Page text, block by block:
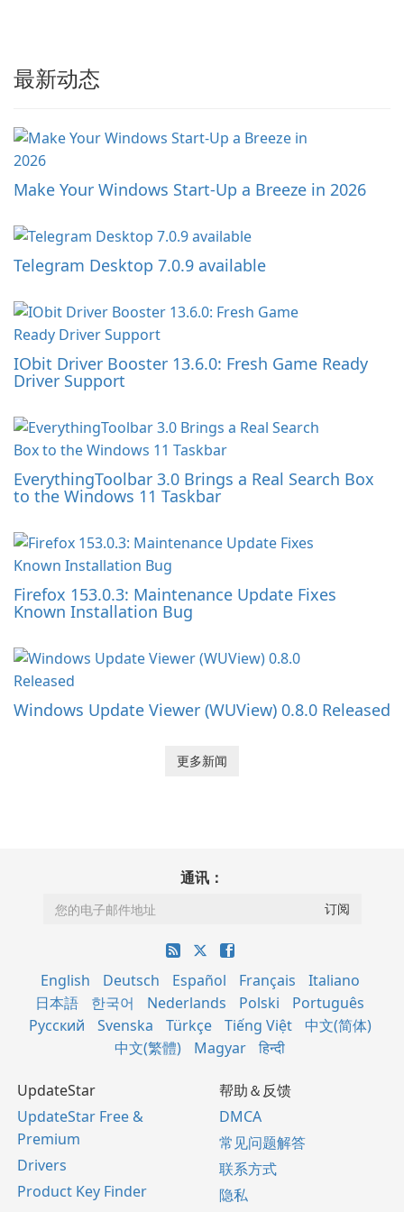
最新动态
Make Your Windows Start-Up a Breeze in 2026
Telegram Desktop 7.0.9 available
IObit Driver Booster 13.6.0: Fresh Game Ready
Driver Support
EverythingToolbar 3.0 Brings a Real Search Box
to the Windows 11 Taskbar
Firefox 153.0.3: Maintenance Update Fixes
Known Installation Bug
Windows Update Viewer (WUView) 0.8.0 Released
更多新闻
通讯：
English Deutsch Español Français
Italiano
日本語
한국어 Nederlands Polski
Português
Русский
Svenska Türkçe Tiếng Việt
中文(简体)
中文(繁體)
Magyar हिन्दी
UpdateStar
UpdateStar Free &
Premium
Drivers
Product Key Finder
帮助＆反馈
DMCA
常见问题解答
联系方式
隐私